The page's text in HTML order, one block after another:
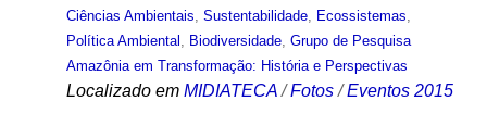
Ciências Ambientais Sustentabilidade, Ecossistemas
Política Ambiental
Biodiversidade, Grupo de Pesquisa
Amazônia em Transformação: História e Perspectivas
Localizado em MIDIATECA /Fotos /Eventos 2015